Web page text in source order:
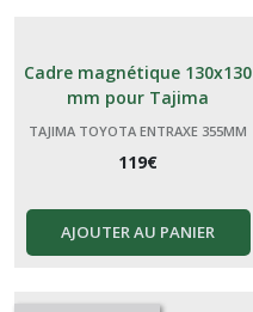
Cadre magnétique 130x130
mm pour Tajima
TAJIMA TOYOTA ENTRAXE 355MM
119€
AJOUTER AU PANIER